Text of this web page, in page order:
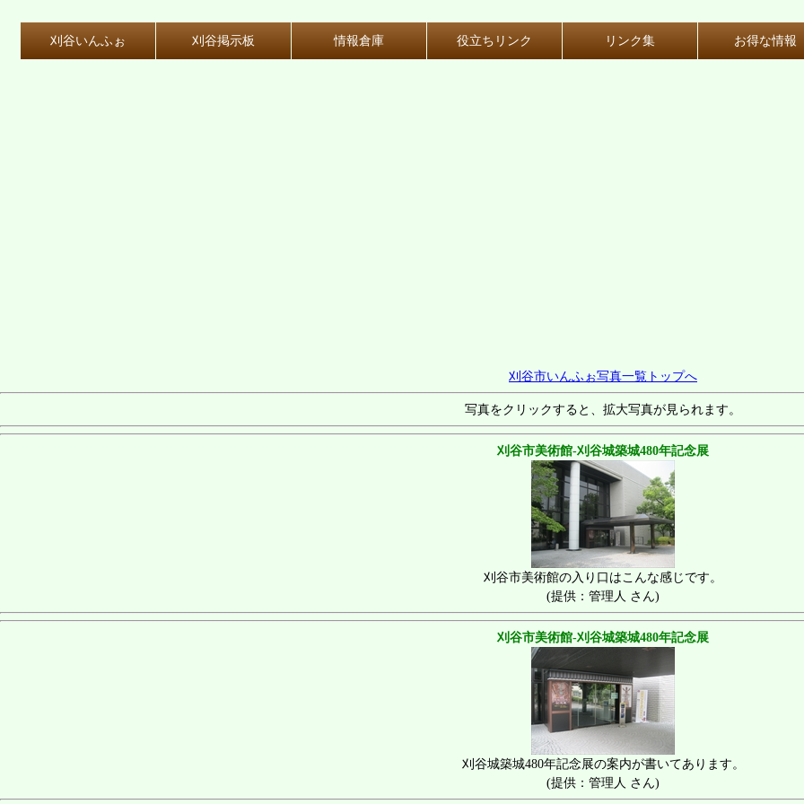
刈谷いんふぉ 刈谷掲示板 情報倉庫 役立ちリンク リンク集 お得な情報
刈谷市いんふぉ写真一覧トップへ
写真をクリックすると、拡大写真が見られます。
刈谷市美術館-刈谷城築城480年記念展
刈谷市美術館の入り口はこんな感じです。
(提供：管理人 さん)
刈谷市美術館-刈谷城築城480年記念展
刈谷城築城480年記念展の案内が書いてあります。
(提供：管理人 さん)